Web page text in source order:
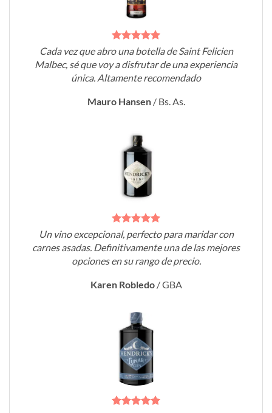
Cada vez que abro una botella de Saint Felicien
Malbec, sé que voy a disfrutar de una experiencia
única. Altamente recomendado
Mauro Hansen / Bs. As.
Un vino excepcional, perfecto para maridar con
carnes asadas. Definitivamente una de las mejores
opciones en su rango de precio.
Karen Robledo /GBA